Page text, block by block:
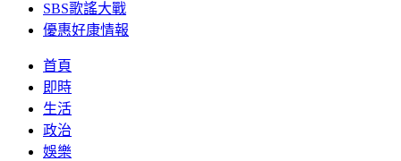
SBS歌謠大戰
優惠好康情報
首頁
即時
生活
政治
娛樂